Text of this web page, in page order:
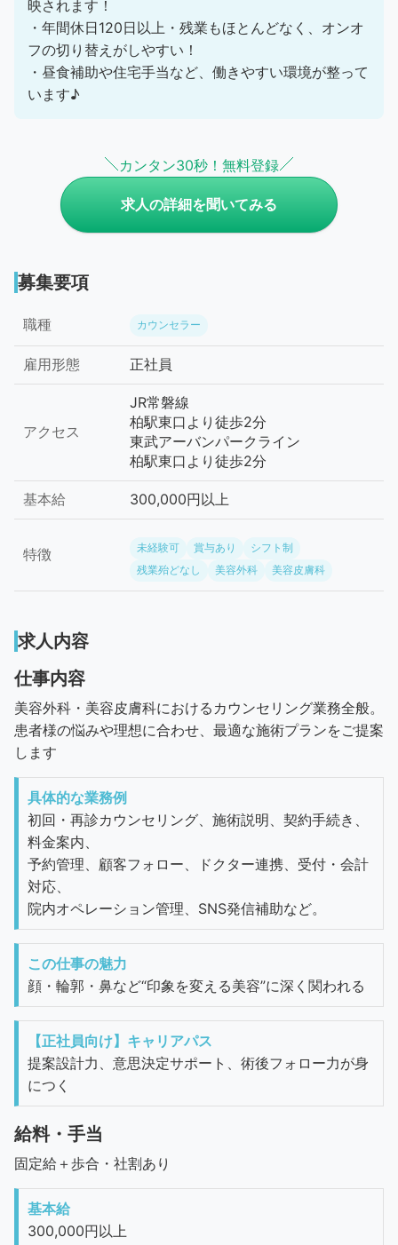
映されます！
・年間休日120日以上・残業もほとんどなく、オンオ
フの切り替えがしやすい！
・昼食補助や住宅手当など、働きやすい環境が整って
います♪
カンタン30秒！無料登録
求人の詳細を聞いてみる
募集要項
職種 カウンセラー
雇用形態 正社員
アクセス
JR常磐線
柏駅東口より徒歩2分
東武アーバンパークライン
柏駅東口より徒歩2分
基本給 300,000円以上
特徴 未経験可 賞与あり
シフト制
残業殆どなし
美容外科 美容皮膚科
求人内容
仕事内容
美容外科・美容皮膚科におけるカウンセリング業務全般。
患者様の悩みや理想に合わせ、最適な施術プランをご提案
します
具体的な業務例
初回・再診カウンセリング、施術説明、契約手続き、
料金案内、
予約管理、顧客フォロー、ドクター連携、受付・会計
対応、
院内オペレーション管理、SNS発信補助など。
この仕事の魅力
顔・輪郭・鼻など“印象を変える美容”に深く関われる
【正社員向け】キャリアパス
提案設計力、意思決定サポート、術後フォロー力が身
につく
給料・手当
固定給＋歩合・社割あり
基本給
300,000円以上